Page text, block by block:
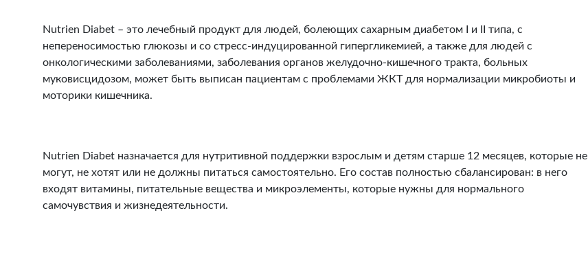
Nutrien Diabet – это лечебный продукт для людей, болеющих сахарным диабетом I и II типа, с
непереносимостью глюкозы и со стресс-индуцированной гипергликемией, а также для людей с
онкологическими заболеваниями, заболевания органов желудочно-кишечного тракта, больных
муковисцидозом, может быть выписан пациентам с проблемами ЖКТ для нормализации микробиоты и
моторики кишечника.
Nutrien Diabet назначается для нутритивной поддержки взрослым и детям старше 12 месяцев, которые не
могут, не хотят или не должны питаться самостоятельно. Его состав полностью сбалансирован: в него
входят витамины, питательные вещества и микроэлементы, которые нужны для нормального
самочувствия и жизнедеятельности.